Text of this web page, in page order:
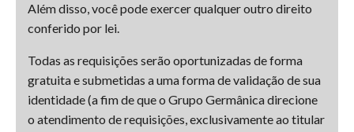
Além disso, você pode exercer qualquer outro direito
conferido por lei.
Todas as requisições serão oportunizadas de forma
gratuita e submetidas a uma forma de validação de sua
identidade (a fim de que o Grupo Germânica direcione
o atendimento de requisições, exclusivamente ao titular